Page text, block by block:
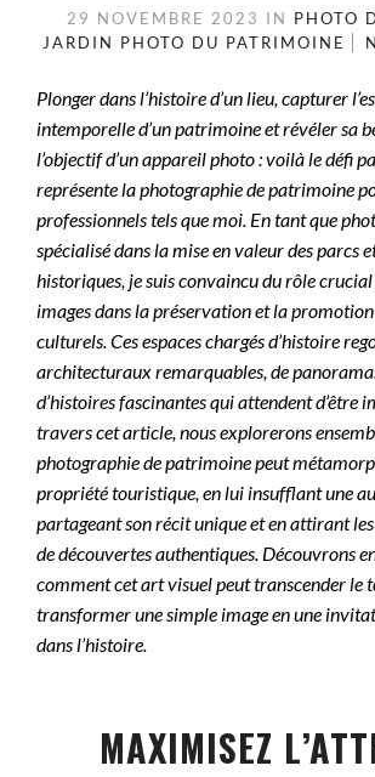
29 NOVEMBRE 2023 IN PHOTO
JARDIN PHOTO DU PATRIMOINE
Plonger dans l’histoire d’un lieu, capturer
intemporelle d’un patrimoine et révéler sa
l’objectif d’un appareil photo : voilà le défi
représente la photographie de patrimoine
professionnels tels que moi. En tant que
spécialisé dans la mise en valeur des parcs
historiques, je suis convaincu du rôle
images dans la préservation et la promotion
culturels. Ces espaces chargés d’histoire
architecturaux remarquables, de
d’histoires fascinantes qui attendent d’être
travers cet article, nous explorerons
photographie de patrimoine peut
propriété touristique, en lui insufflant une
partageant son récit unique et en attirant
de découvertes authentiques. Découvrons
comment cet art visuel peut transcender le
transformer une simple image en une
dans l’histoire.
MAXIMISEZ